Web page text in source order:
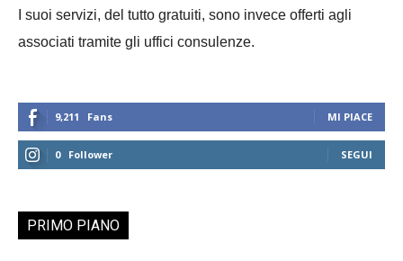
I suoi servizi, del tutto gratuiti, sono invece offerti agli
associati tramite gli uffici consulenze.
9,211 Fans MI PIACE
0 Follower SEGUI
PRIMO PIANO